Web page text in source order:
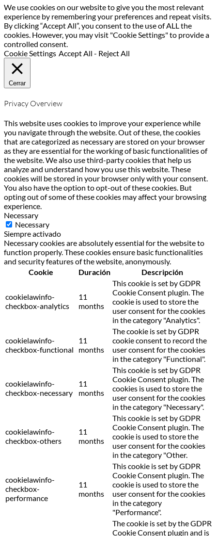
We use cookies on our website to give you the most relevant
experience by remembering your preferences and repeat visits.
By clicking “Accept All”, you consent to the use of ALL the
cookies. However, you may visit "Cookie Settings" to provide a
controlled consent.
Cookie Settings Accept All - Reject All
Cerrar
Privacy Overview
This website uses cookies to improve your experience while
you navigate through the website. Out of these, the cookies
that are categorized as necessary are stored on your browser
as they are essential for the working of basic functionalities of
the website. We also use third-party cookies that help us
analyze and understand how you use this website. These
cookies will be stored in your browser only with your consent.
You also have the option to opt-out of these cookies. But
opting out of some of these cookies may affect your browsing
experience.
Necessary
Necessary
Siempre activado
Necessary cookies are absolutely essential for the website to
function properly. These cookies ensure basic functionalities
and security features of the website, anonymously.
Cookie
Duración Descripción
cookielawinfo-
checkbox-analytics
11
months
This cookie is set by GDPR
Cookie Consent plugin. The
cookie is used to store the
user consent for the cookies
in the category "Analytics".
cookielawinfo-
checkbox-functional
11
months
The cookie is set by GDPR
cookie consent to record the
user consent for the cookies
in the category "Functional".
cookielawinfo-
checkbox-necessary
11
months
This cookie is set by GDPR
Cookie Consent plugin. The
cookies is used to store the
user consent for the cookies
in the category "Necessary".
cookielawinfo-
checkbox-others
11
months
This cookie is set by GDPR
Cookie Consent plugin. The
cookie is used to store the
user consent for the cookies
in the category "Other.
cookielawinfo-
checkbox-
performance
11
months
This cookie is set by GDPR
Cookie Consent plugin. The
cookie is used to store the
user consent for the cookies
in the category
"Performance".
The cookie is set by the GDPR
Cookie Consent plugin and is